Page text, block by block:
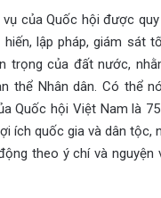
của Quốc hội được
lập pháp, giám sát
trọng của đất nước,
thể Nhân dân. Có thể
Quốc hội Việt Nam là
ích quốc gia và dân tộc,
theo ý chí và nguyện